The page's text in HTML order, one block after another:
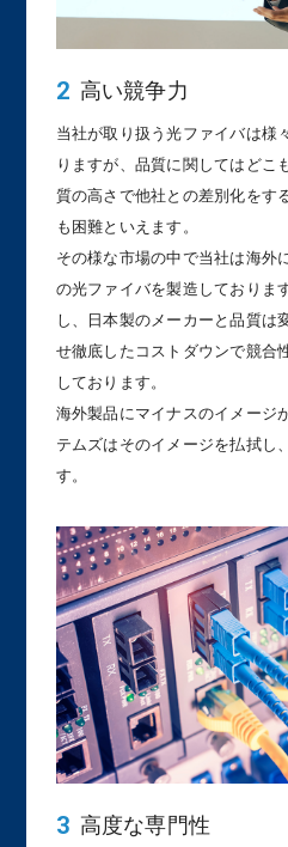
高い競争力
当社が取り扱う光ファイバは様
りますが、品質に関してはどこ
質の高さで他社との差別化をす
も困難といえます。
その様な市場の中で当社は海外
の光ファイバを製造しておりま
し、日本製のメーカーと品質は
せ徹底したコストダウンで競合
しております。
海外製品にマイナスのイメージ
テムズはそのイメージを払拭し
す。
高度な専門性